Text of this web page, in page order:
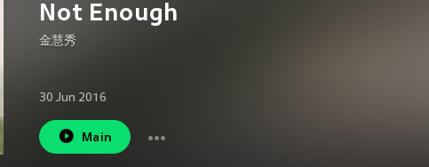
Not Enough
金慧秀
30 Jun 2016
Main